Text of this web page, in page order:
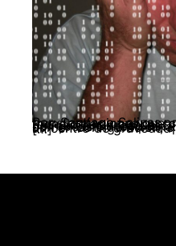
Por: Santiago Salinas – Cedins En el universo de transformaciones que componen los procesos, tecnologías y conceptos asociados a la Cuarta Revolución Industrial CRI, hay un elemento que por su centralidad ascendente amerita una comprensión temprana: la idea de metaverso, aun en configuración, que se constituye como un centro de gravedad para los elementos que […]